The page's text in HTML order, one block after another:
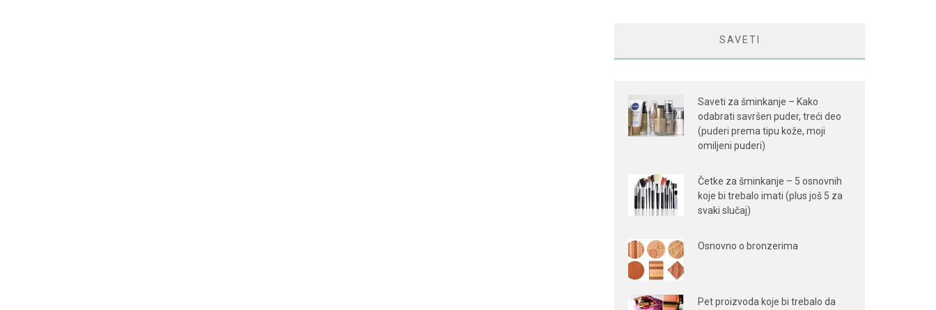
SAVETI
Saveti za šminkanje – Kako
odabrati savršen puder, treći deo
(puderi prema tipu kože, moji
omiljeni puderi)
Četke za šminkanje – 5 osnovnih
koje bi trebalo imati (plus još 5 za
svaki slučaj)
Osnovno o bronzerima
Pet proizvoda koje bi trebalo da